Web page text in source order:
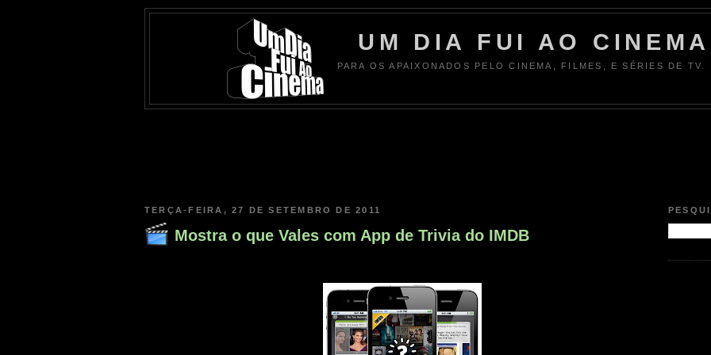
UM DIA FUI AO CINEMA
PARA OS APAIXONADOS PELO CINEMA, FILMES, E SÉRIES DE TV.
TERÇA-FEIRA, 27 DE SETEMBRO DE 2011
Mostra o que Vales com App de Trivia do IMDB